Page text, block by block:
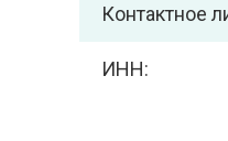
Контактное
ИНН: